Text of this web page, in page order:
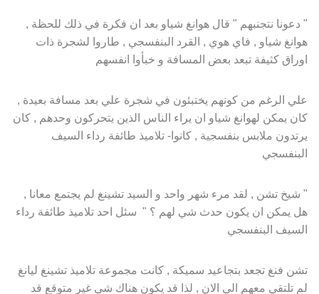
" دعونا نتجنبهم " قال هوانغ شياو بعد ان فكرة في ذلك للحظة ,
هوانغ شياو , فاي هوي , القرد البنفسجي , طاروا لشجرة ذات
اوراق كثيفة تبعد بعض المسافة و خبأوا انفسهم
علي الرغم من كونهم يختبئون في شجرة علي بعد مسافة بعيدة ,
كان يمكن لهوانغ شياو ان يراء الناس الذين يتحركون وحدهم , كان
يرتدون ملابس بنفسجية , كانوا- تلاميذ طائفة رداء السيف
البنفسجي
" شيخ تشن , لقد مرء شهر واحد و السيد تشينغ لم يجتمع معانا ,
هل يمكن ان يكون حدث شي لهم ؟ " سئل احد تلاميذ طائفة رداء
السيف البنفسجي
تشن فنغ تجعد بتجاعيد سميكة , كانت مجموعة تلاميذ تشينغ ليانغ
لم تلتقي معهم الي الان , لذا قد يكون هناك شي غير متوقع قد